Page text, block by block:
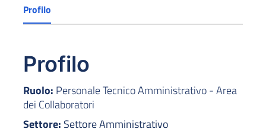
Profilo
Profilo
Ruolo: Personale Tecnico Amministrativo - Area
dei Collaboratori
Settore: Settore Amministrativo